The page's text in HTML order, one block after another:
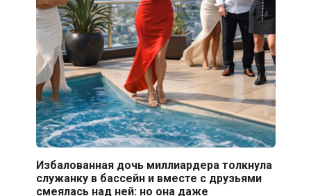
Избалованная дочь миллиардера толкнула
служанку в бассейн и вместе с друзьями
смеялась над ней: но она даже